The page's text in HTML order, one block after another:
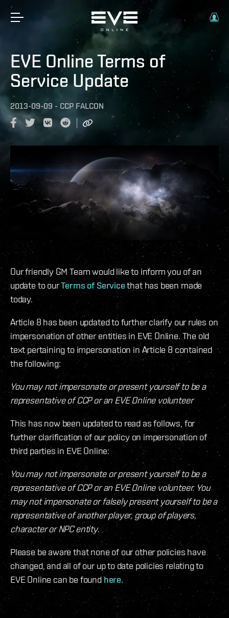
EVE Online Terms of
Service Update
2013-09-09 - CCP FALCON
Our friendly GM Team would like to inform you of an
update to ourTerms of Servicethat has been made
today.
Article 8 has been updated to further clarify our rules on
impersonation of other entities in EVE Online. The old
text pertaining to impersonation in Article 8 contained
the following:
You may not impersonate or present yourself to be a
representative of CCP or an EVE Online volunteer
This has now been updated to read as follows, for
further clarification of our policy on impersonation of
third parties in EVE Online:
You may not impersonate or present yourself to be a
representative of CCP or an EVE Online volunteer. You
may not impersonate or falsely present yourself to be a
representative of another player, group of players,
character or NPC entity.
Please be aware that none of our other policies have
changed, and all of our up to date policies relating to
EVE Online can be found here.